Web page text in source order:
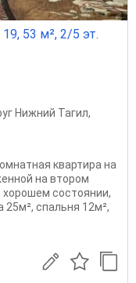
53 м², 2/5 эт.
Нижний Тагил,
квартира на
на втором
состоянии,
спальня 12м²,